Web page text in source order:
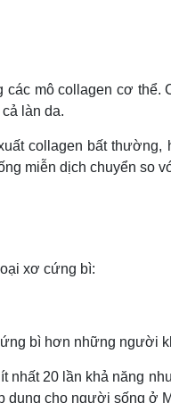
mô collagen cơ thể.
làn da.
collagen bất thường,
miễn dịch chuyển so
xơ cứng bì:
bì hơn những người
nhất 20 lần khả năng
dụng cho người sống ở